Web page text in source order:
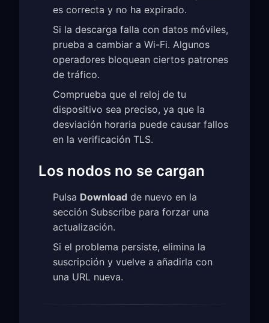
es correcta y no ha expirado.
Si la descarga falla con datos móviles,
prueba a cambiar a Wi-Fi. Algunos
operadores bloquean ciertos patrones
de tráfico.
Comprueba que el reloj de tu
dispositivo sea preciso, ya que la
desviación horaria puede causar fallos
en la verificación TLS.
Los nodos no se cargan
Pulsa Download de nuevo en la
sección Subscribe para forzar una
actualización.
Si el problema persiste, elimina la
suscripción y vuelve a añadirla con
una URL nueva.